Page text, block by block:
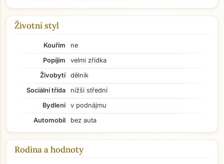
Životní styl
Kouřím
ne
Popíjím
velmi zřídka
Živobytí
dělník
Sociální třída
nižší střední
Bydlení
v podnájmu
Automobil
bez auta
Rodina a hodnoty